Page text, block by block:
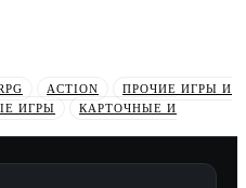
ACTION
ПРОЧИЕ ИГРЫ И
ИГРЫ
КАРТОЧНЫЕ И